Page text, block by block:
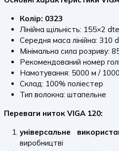
Колір: 0323
Лінійна щільність: 155×2
Середня маса лінійна: 310
Мінімальна сила розриву:
Рекомендований номер
Намотування: 5000 м /
Склад: 100% поліестер
Тип волокна: штапельне
Переваги ниток VIGA 120:
універсальне
виробництві